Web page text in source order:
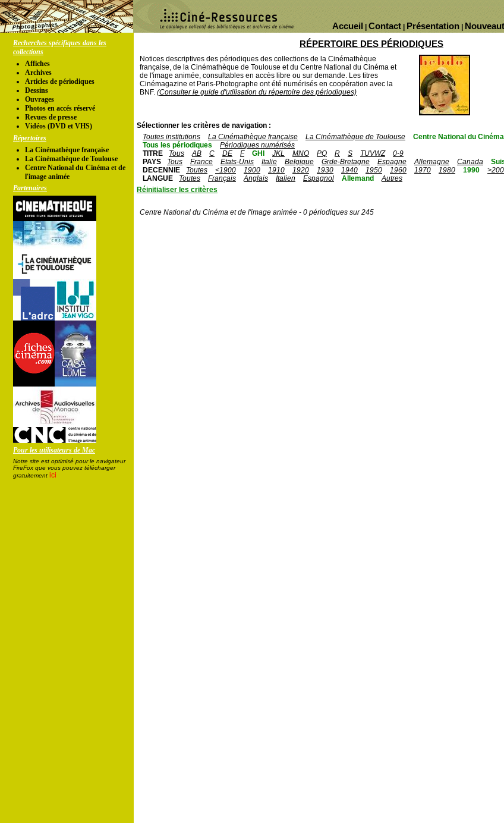
Présentation
Contact
Accueil
Recherches spécifiques dans les
collections
Affiches
Archives
Articles de périodiques
Dessins
Ouvrages
Photos en accés réservé
Revues de presse
Vidéos (DVD et VHS)
Répertoires
La Cinémathèque française
La Cinémathèque de Toulouse
Centre National du Cinéma et de
l'image animée
Partenaires
Pour les utilisateurs de Mac
Notre site est optimisé pour le navigateur
FireFox que vous pouvez télécharger
gratuitement ici
RÉPERTOIRE DES PÉRIODIQUES
Notices descriptives des périodiques des collections de la Cinémathèque
française, de la Cinémathèque de Toulouse et du Centre National du Cinéma et
de l'image animée, consultables en accès libre ou sur demande. Les titres
Cinémagazine et Paris-Photographe ont été numérisés en coopération avec la
BNF. (Consulter le guide d'utilisation du répertoire des périodiques)
Sélectionner les critères de navigation :
Toutes institutions
La Cinémathèque française La Cinémathèque de Toulouse
Centre National du
Tous les périodiques
Périodiques numérisés
TITRE
Tous AB C DE F GHI JKL MNO PQ R S TUVWZ
0-9
PAYS
Tous France Etats-Unis Italie Belgique Grde-Bretagne Espagne Allemagne Canada
DECENNIE
Toutes <1900 1900 1910 1920 1930 1940 1950 1960 1970 1980 1990
LANGUE
Toutes Français Anglais Italien Espagnol Allemand
Autres
Réinitialiser les critères
Centre National du Cinéma et de l'image animée - 0 périodiques sur 245